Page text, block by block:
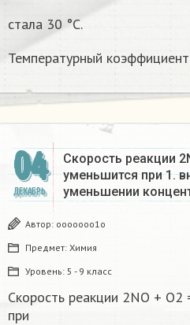
стала 30 °С.
Температурный
04
ДЕКАБРЬ
Скорость реакции
уменьшится при 1.
уменьшении
Автор: ooooooo1o
Предмет: Химия
Уровень: 5 - 9 класс
Скорость реакции 2NO +
при